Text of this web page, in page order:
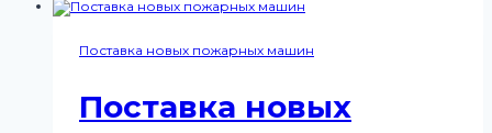
Поставка новых пожарных машин
Поставка новых